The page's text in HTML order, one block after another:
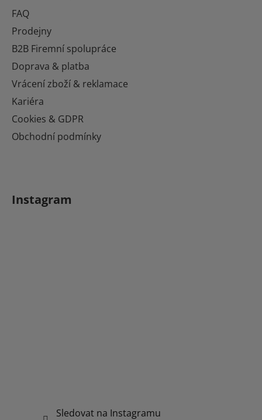
FAQ
Prodejny
B2B Firemní spolupráce
Doprava & platba
Vrácení zboží & reklamace
Kariéra
Cookies & GDPR
Obchodní podmínky
Instagram
Sledovat na Instagramu